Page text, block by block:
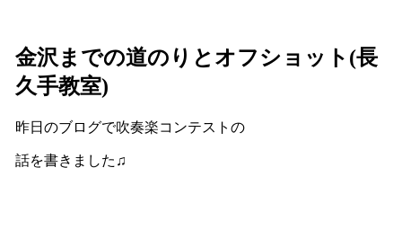
金沢までの道のりとオフショット(長
久手教室)
昨日のブログで吹奏楽コンテストの
話を書きました♫